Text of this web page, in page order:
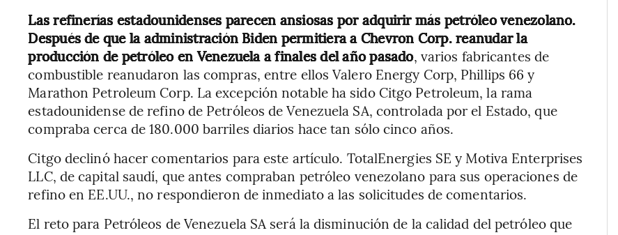
Las refinerías estadounidenses parecen ansiosas por adquirir más petróleo venezolano.
Después de que la administración Biden permitiera a Chevron Corp. reanudar la
producción de petróleo en Venezuela a finales del año pasado, varios fabricantes de
combustible reanudaron las compras, entre ellos Valero Energy Corp, Phillips 66 y
Marathon Petroleum Corp. La excepción notable ha sido Citgo Petroleum, la rama
estadounidense de refino de Petróleos de Venezuela SA, controlada por el Estado, que
compraba cerca de 180.000 barriles diarios hace tan sólo cinco años.
Citgo declinó hacer comentarios para este artículo. TotalEnergies SE y Motiva Enterprises
LLC, de capital saudí, que antes compraban petróleo venezolano para sus operaciones de
refino en EE.UU., no respondieron de inmediato a las solicitudes de comentarios.
El reto para Petróleos de Venezuela SA será la disminución de la calidad del petróleo que